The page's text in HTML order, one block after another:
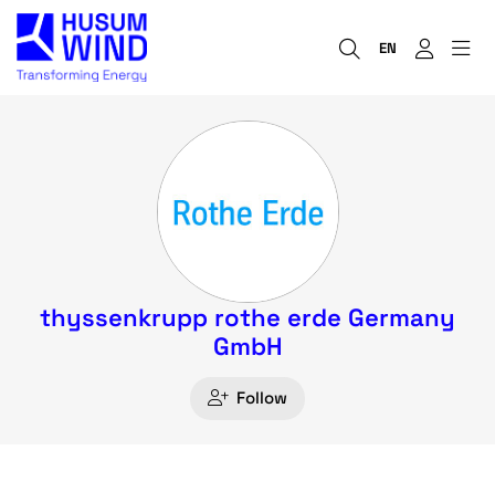
EN
thyssenkrupp rothe erde Germany
GmbH
Follow